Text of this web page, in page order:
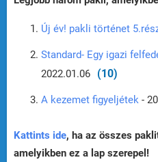
Új év! pakli történet
Standard- Egy igazi
2022.01.06
(10)
A kezemet figyeljétek -
Kattints ide, ha az összes
amelyikben ez a lap szerepel!